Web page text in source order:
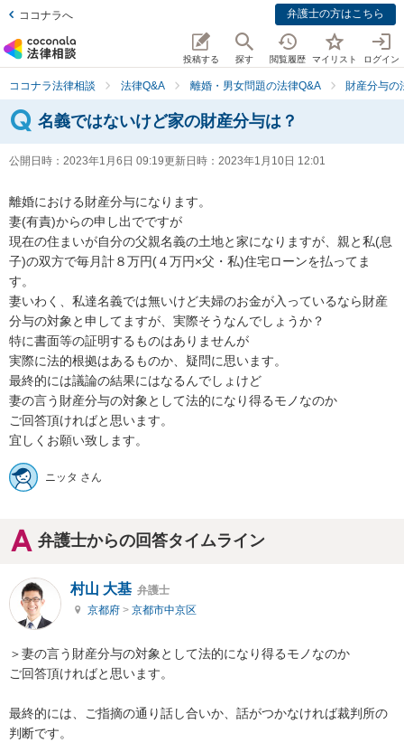
ココナラへ 弁護士の方はこちら
投稿する 探す 閲覧履歴 マイリスト ログイン
ココナラ法律相談 法律Q&A 離婚・男女問題の法律Q&A 財産分与の
名義ではないけど家の財産分与は？
公開日時： 2023年1月6日 09:19更新日時： 2023年1月10日 12:01
離婚における財産分与になります。
妻(有責)からの申し出でですが
現在の住まいが自分の父親名義の土地と家になりますが、親と私(息
子)の双方で毎月計８万円(４万円×父・私)住宅ローンを払ってま
す。
妻いわく、私達名義では無いけど夫婦のお金が入っているなら財産
分与の対象と申してますが、実際そうなんでしょうか？
特に書面等の証明するものはありませんが
実際に法的根拠はあるものか、疑問に思います。
最終的には議論の結果にはなるんでしょけど
妻の言う財産分与の対象として法的になり得るモノなのか
ご回答頂ければと思います。
宜しくお願い致します。
ニッタ さん
弁護士からの回答タイムライン
村山 大基 弁護士
京都府 > 京都市中京区
＞妻の言う財産分与の対象として法的になり得るモノなのか
ご回答頂ければと思います。
最終的には、ご指摘の通り話し合いか、話がつかなければ裁判所の
判断です。